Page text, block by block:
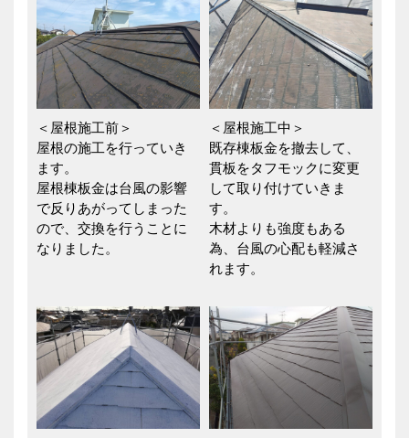
＜屋根施工前＞
屋根の施工を行っていき
ます。
屋根棟板金は台風の影響
で反りあがってしまった
ので、交換を行うことに
なりました。
＜屋根施工中＞
既存棟板金を撤去して、
貫板をタフモックに変更
して取り付けていきま
す。
木材よりも強度もある
為、台風の心配も軽減さ
れます。